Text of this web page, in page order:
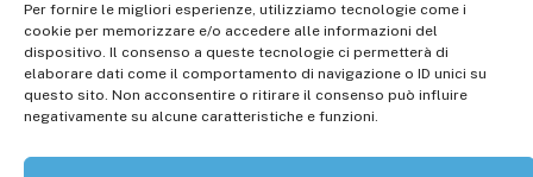
Per fornire le migliori esperienze, utilizziamo tecnologie come i
cookie per memorizzare e/o accedere alle informazioni del
dispositivo. Il consenso a queste tecnologie ci permetterà di
elaborare dati come il comportamento di navigazione o ID unici su
questo sito. Non acconsentire o ritirare il consenso può influire
negativamente su alcune caratteristiche e funzioni.
Scrivici a:
info@molisetabloid.it
commerciale@molisetabloid.it
Disclaimer